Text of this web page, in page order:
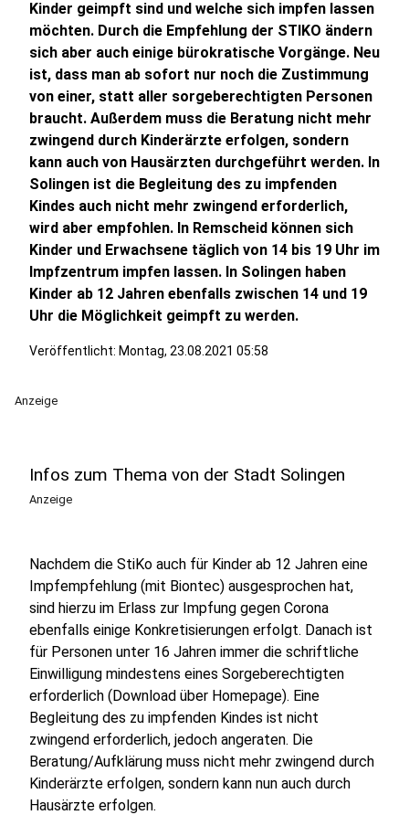
Kinder geimpft sind und welche sich impfen lassen
möchten. Durch die Empfehlung der STIKO ändern
sich aber auch einige bürokratische Vorgänge. Neu
ist, dass man ab sofort nur noch die Zustimmung
von einer, statt aller sorgeberechtigten Personen
braucht. Außerdem muss die Beratung nicht mehr
zwingend durch Kinderärzte erfolgen, sondern
kann auch von Hausärzten durchgeführt werden. In
Solingen ist die Begleitung des zu impfenden
Kindes auch nicht mehr zwingend erforderlich,
wird aber empfohlen. In Remscheid können sich
Kinder und Erwachsene täglich von 14 bis 19 Uhr im
Impfzentrum impfen lassen. In Solingen haben
Kinder ab 12 Jahren ebenfalls zwischen 14 und 19
Uhr die Möglichkeit geimpft zu werden.
Veröffentlicht: Montag, 23.08.2021 05:58
Anzeige
Infos zum Thema von der Stadt Solingen
Anzeige
Nachdem die StiKo auch für Kinder ab 12 Jahren eine
Impfempfehlung (mit Biontec) ausgesprochen hat,
sind hierzu im Erlass zur Impfung gegen Corona
ebenfalls einige Konkretisierungen erfolgt. Danach ist
für Personen unter 16 Jahren immer die schriftliche
Einwilligung mindestens eines Sorgeberechtigten
erforderlich (Download über Homepage). Eine
Begleitung des zu impfenden Kindes ist nicht
zwingend erforderlich, jedoch angeraten. Die
Beratung/Aufklärung muss nicht mehr zwingend durch
Kinderärzte erfolgen, sondern kann nun auch durch
Hausärzte erfolgen.